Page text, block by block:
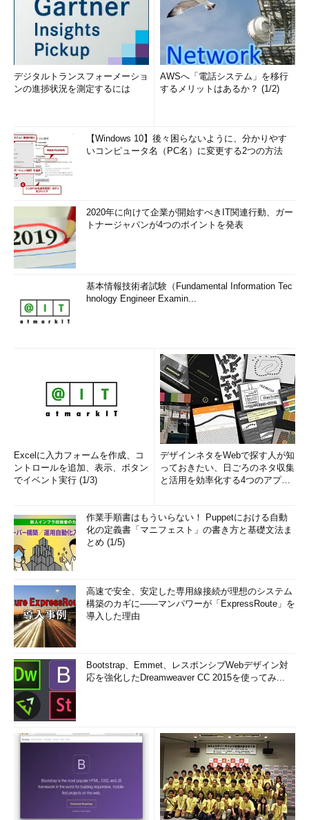
デジタルトランスフォーメーショ
ンの進捗状況を測定するには
AWSへ「電話システム」を移行
するメリットはあるか？ (1/2)
【Windows 10】後々困らないように、分かりやす
いコンピュータ名（PC名）に変更する2つの方法
2020年に向けて企業が開始すべきIT関連行動、ガー
トナージャパンが4つのポイントを発表
基本情報技術者試験（Fundamental Information Tec
hnology Engineer Examin...
Excelに入力フォームを作成、コ
ントロールを追加、表示、ボタン
でイベント実行 (1/3)
デザインネタをWebで探す人が知
っておきたい、日ごろのネタ収集
と活用を効率化する4つのアプリ
作業手順書はもういらない！ Puppetにおける自動
化の定義書「マニフェスト」の書き方と基礎文法ま
とめ (1/5)
高速で安全、安定した専用線接続が理想のシステム
構築のカギに――マンパワーが「ExpressRoute」を
導入した理由
Bootstrap、Emmet、レスポンシブWebデザイン対
応を強化したDreamweaver CC 2015を使ってみ...